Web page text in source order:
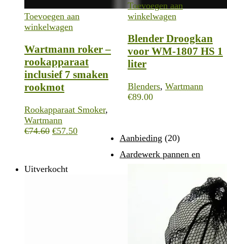
Toevoegen aan
winkelwagen
Wartmann roker –
rookapparaat
inclusief 7 smaken
rookmot
Rookapparaat Smoker,
Wartmann
€74.60 Oorspronkelijke
€57.50Huidige
Toevoegen aan
winkelwagen
Blender Droogkan
voor WM-1807 HS 1
liter
Blenders, Wartmann
€89.00
Uitverkocht
Aanbieding (20)
Aardewerk pannen en